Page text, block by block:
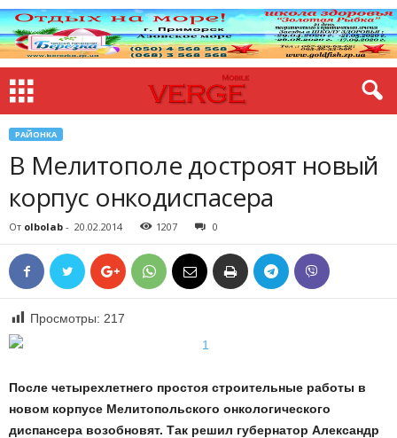
РАЙОНКА
В Мелитополе достроят новый
корпус онкодиспасера
От olbolab - 20.02.2014 1207 0
Просмотры: 217
После четырехлетнего простоя строительные работы в
новом корпусе Мелитопольского онкологического
диспансера возобновят. Так решил губернатор Александр